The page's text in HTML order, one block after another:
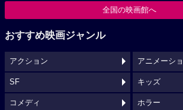
全国の映画館へ
おすすめ映画ジャンル
アクション アニメーシ
SF キッズ
コメディ ホラー